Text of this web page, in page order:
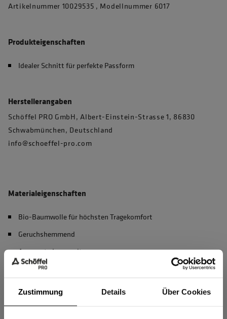
Zustimmung Details Über Cookies
Artikelnummer 10029535 , Modellnummer 6017
Produkteigenschaften
Idealer Schnitt für perfekte Passform
Herstellerangaben
Schöffel PRO GmbH, Albert-Einstein-Strasse 1, 86830
Schwabmünchen, Deutschland
info@schoeffel-pro.com
Materialeigenschaften
Bio-Baumwolle für höchsten Tragekomfort
Geruchshemmend
Angeraute Innenseite
OEKO-TEX® zertifiziert
Material & Pflege